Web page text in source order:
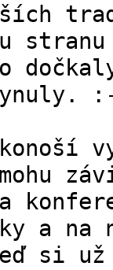
a na
si